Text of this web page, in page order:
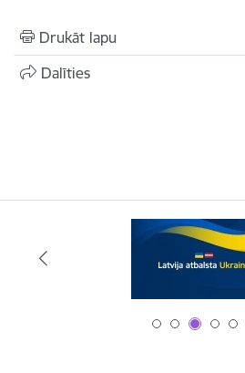
Drukāt lapu
Dalīties